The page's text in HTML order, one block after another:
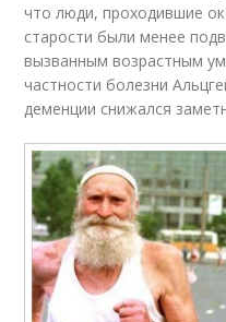
что люди, проходившие
старости были менее
вызванным возрастным
частности болезни
деменции снижался